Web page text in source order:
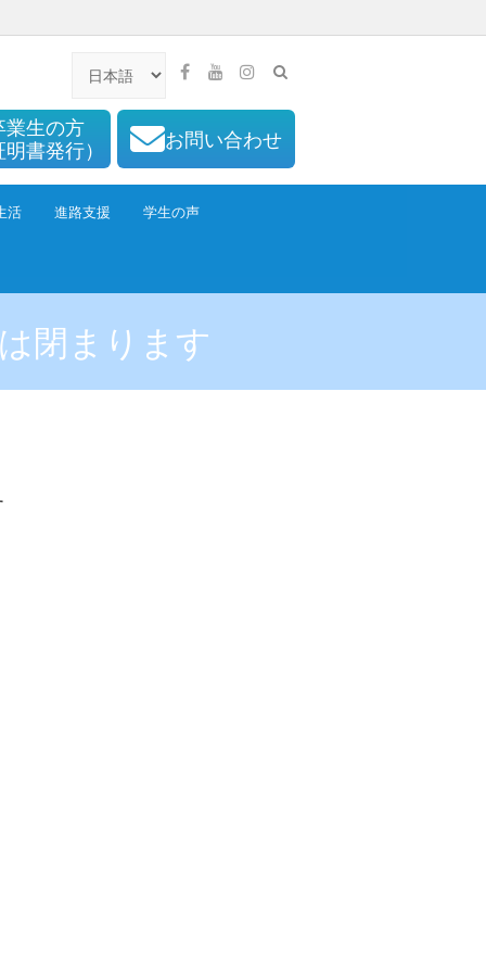
業生の方
書発行）
お問い合わせ
活 進路支援 学生の声
閉まります